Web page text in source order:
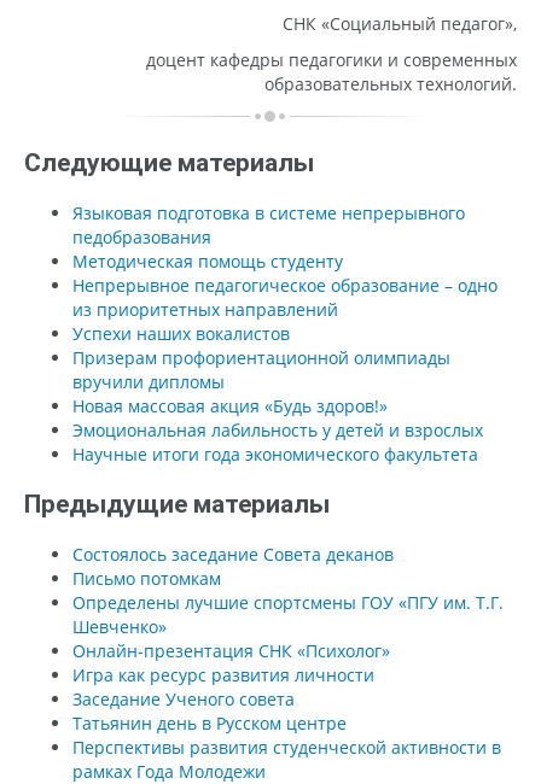
СНК «Социальный педагог»,
доцент кафедры педагогики и современных
образовательных технологий.
Следующие материалы
Языковая подготовка в системе непрерывного
педобразования
Методическая помощь студенту
Непрерывное педагогическое образование – одно
из приоритетных направлений
Успехи наших вокалистов
Призерам профориентационной олимпиады
вручили дипломы
Новая массовая акция «Будь здоров!»
Эмоциональная лабильность у детей и взрослых
Научные итоги года экономического факультета
Предыдущие материалы
Состоялось заседание Совета деканов
Письмо потомкам
Определены лучшие спортсмены ГОУ «ПГУ им. Т.Г.
Шевченко»
Онлайн-презентация СНК «Психолог»
Игра как ресурс развития личности
Заседание Ученого совета
Татьянин день в Русском центре
Перспективы развития студенческой активности в
рамках Года Молодежи